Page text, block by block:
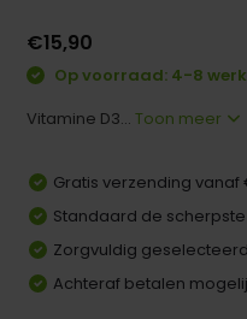
€15,90
Op voorraad: 4-8
Vitamine D3...Toon meer
Gratis verzending vanaf
Standaard de
Zorgvuldig
Achteraf betalen